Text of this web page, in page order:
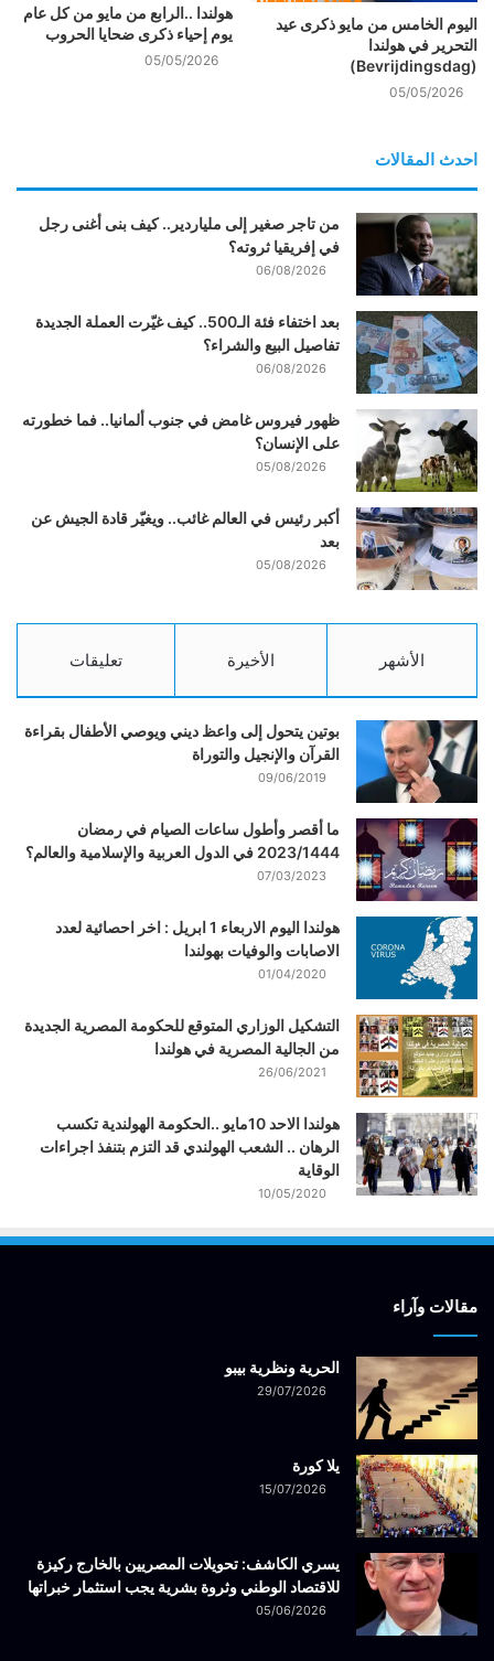
اليوم الخامس من مايو ذكرى عيد
التحرير في هولندا
(Bevrijdingsdag)
05/05/2026
هولندا ..الرابع من مايو من كل عام
يوم إحياء ذكرى ضحايا الحروب
05/05/2026
احدث المقالات
من تاجر صغير إلى ملياردير.. كيف بنى أغنى رجل
في إفريقيا ثروته؟
06/08/2026
بعد اختفاء فئة الـ500.. كيف غيّرت العملة الجديدة
تفاصيل البيع والشراء؟
06/08/2026
ظهور فيروس غامض في جنوب ألمانيا.. فما خطورته
على الإنسان؟
05/08/2026
أكبر رئيس في العالم غائب.. ويغيّر قادة الجيش عن
بعد
05/08/2026
الأشهر الأخيرة تعليقات
بوتين يتحول إلى واعظ ديني ويوصي الأطفال بقراءة
القرآن والإنجيل والتوراة
09/06/2019
ما أقصر وأطول ساعات الصيام في رمضان
2023/1444 في الدول العربية والإسلامية والعالم؟
07/03/2023
هولندا اليوم الاربعاء 1 ابريل : اخر احصائية لعدد
الاصابات والوفيات بهولندا
01/04/2020
التشكيل الوزاري المتوقع للحكومة المصرية الجديدة
من الجالية المصرية في هولندا
26/06/2021
هولندا الاحد 10مايو ..الحكومة الهولندية تكسب
الرهان .. الشعب الهولندي قد التزم بتنفذ اجراءات
الوقاية
10/05/2020
مقالات وآراء
الحرية ونظرية بيبو
29/07/2026
يلا كورة
15/07/2026
يسري الكاشف: تحويلات المصريين بالخارج ركيزة
للاقتصاد الوطني وثروة بشرية يجب استثمار خبراتها
05/06/2026